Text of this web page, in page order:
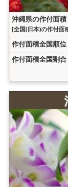
沖縄県の作付面積
[全国(日本)の作付面
作付面積全国順位
作付面積全国割合